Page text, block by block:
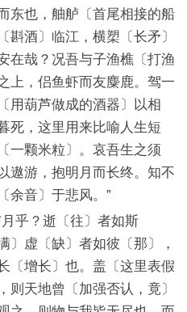
东也，舳舻〔首尾相接的船
斟酒〕临江，横槊〔长矛〕
在哉？况吾与子渔樵〔打渔
上，侣鱼虾而友麋鹿。驾一
用葫芦做成的酒器〕以相
死，这里用来比喻人生短
一颗米粒〕。哀吾生之须
遨游，抱明月而长终。知不
余音〕于悲风。”
乎？逝〔往〕者如斯
〕虚〔缺〕者如彼〔那〕，
〔增长〕也。盖〔这里表假
则天地曾〔加强否认，竟〕